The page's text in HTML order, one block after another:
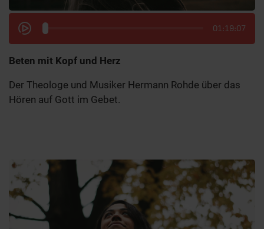
01:19:07
Beten mit Kopf und Herz
Der Theologe und Musiker Hermann Rohde über das
Hören auf Gott im Gebet.